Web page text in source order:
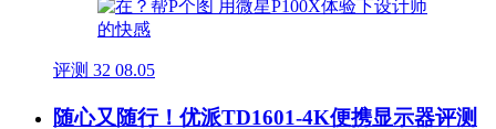
评测 32 08.05
随心又随行！优派TD1601-4K便携显示器评测